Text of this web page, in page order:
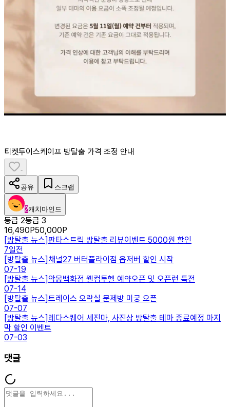
티켓투이스케이프 방탈출 가격 조정 안내
-
공유 스크랩
2캐치마인드
등급 2등급 3
16,490P50,000P
[방탈출 뉴스]판타스트릭 방탈출 리뷰이벤트 5000원 할인
7일전
[방탈출 뉴스]채널27 버터플라이점 옵저버 할인 시작
07-19
[방탈출 뉴스]악몽백화점 웰컴투헬 예약오픈 및 오픈런 특전
07-14
[방탈출 뉴스]트레이스 오락실 문제방 미궁 오픈
07-07
[방탈출 뉴스] 레다스퀘어 세진마, 사진상 방탈출 테마 종료예정 마지
막 할인 이벤트
07-03
댓글